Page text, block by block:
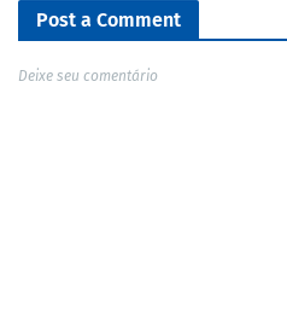
Post a Comment
Deixe seu comentário